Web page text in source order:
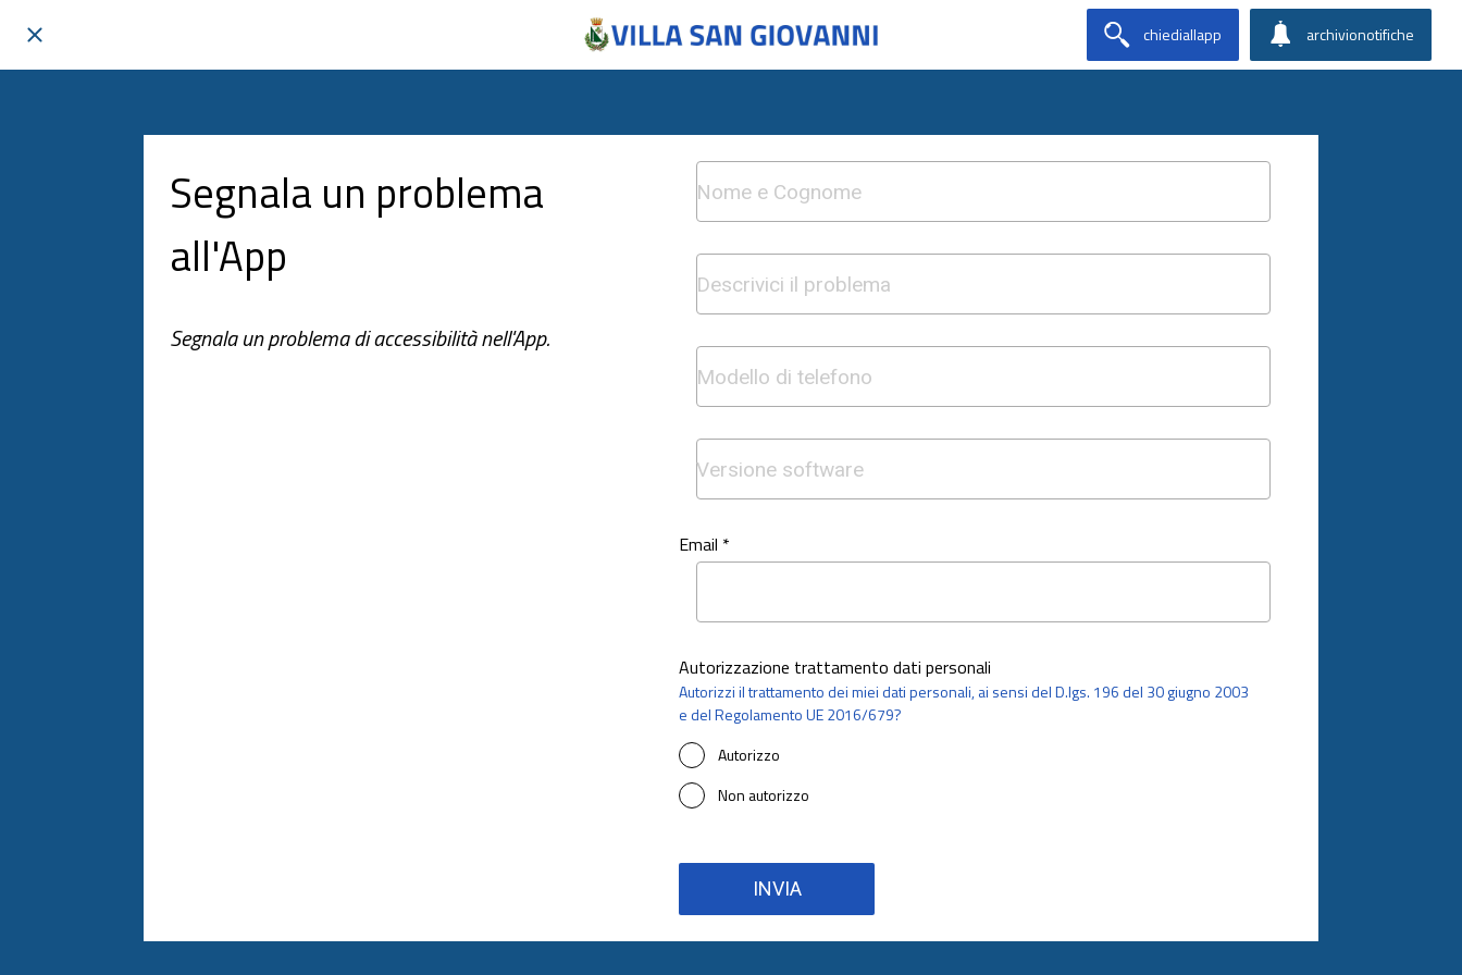
chiediallapp archivionotifiche
Segnala un problema
all'App
Segnala un problema di accessibilità nell'App.
Email *
Autorizzazione trattamento dati personali
Autorizzi il trattamento dei miei dati personali, ai sensi del D.lgs. 196 del 30 giugno 2003
e del Regolamento UE 2016/679?
Autorizzo
Non autorizzo
INVIA